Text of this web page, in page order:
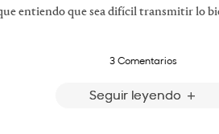
entiendo que sea difícil transmitir lo
3 Comentarios
Seguir leyendo